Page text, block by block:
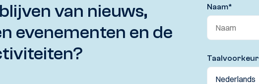
van nieuws,
evenementen en de
Naam*
Taalvoorkeur